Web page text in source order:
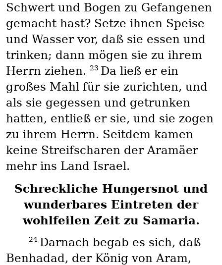
Schwert und Bogen zu Gefangenen
gemacht hast? Setze ihnen Speise
und Wasser vor, daß sie essen und
trinken; dann mögen sie zu ihrem
Herrn ziehen. 23 Da ließ er ein
großes Mahl für sie zurichten, und
als sie gegessen und getrunken
hatten, entließ er sie, und sie zogen
zu ihrem Herrn. Seitdem kamen
keine Streifscharen der Aramäer
mehr ins Land Israel.
Schreckliche Hungersnot und
wunderbares Eintreten der
wohlfeilen Zeit zu Samaria.
24 Darnach begab es sich, daß
Benhadad, der König von Aram,